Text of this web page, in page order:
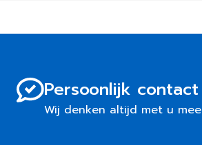
Persoonlijk contact
Wij denken altijd met u mee